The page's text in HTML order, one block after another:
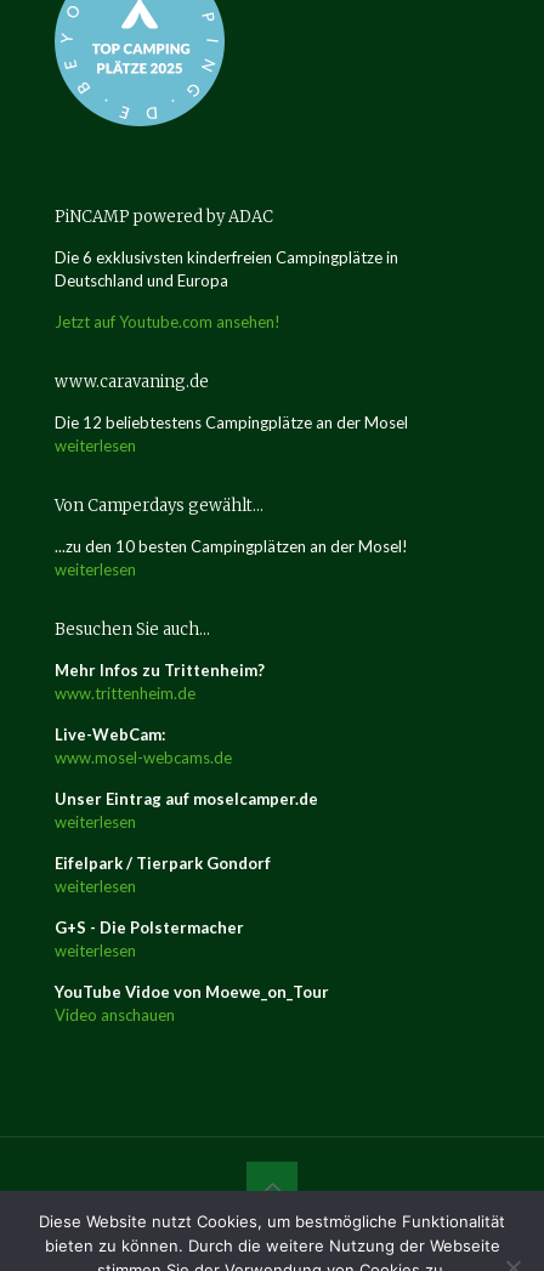
PiNCAMP powered by ADAC
Die 6 exklusivsten kinderfreien Campingplätze in
Deutschland und Europa
Jetzt auf Youtube.com ansehen!
www.caravaning.de
Die 12 beliebtestens Campingplätze an der Mosel
weiterlesen
Von Camperdays gewählt…
...zu den 10 besten Campingplätzen an der Mosel!
weiterlesen
Besuchen Sie auch…
Mehr Infos zu Trittenheim?
www.trittenheim.de
Live-WebCam:
www.mosel-webcams.de
Unser Eintrag auf moselcamper.de
weiterlesen
Eifelpark / Tierpark Gondorf
weiterlesen
G+S - Die Polstermacher
weiterlesen
YouTube Vidoe von Moewe_on_Tour
Video anschauen
© 2016 Campingplatz Trittenheim | Tel. +49 (0) 6507 / 2148
mail@camping-trittenheim.de | Impressum |Datenschutz
Diese Website nutzt Cookies, um bestmögliche Funktionalität
bieten zu können. Durch die weitere Nutzung der Webseite